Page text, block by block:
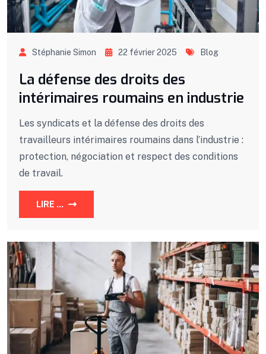
Stéphanie Simon 22 février 2025 Blog
La défense des droits des
intérimaires roumains en industrie
Les syndicats et la défense des droits des
travailleurs intérimaires roumains dans l’industrie :
protection, négociation et respect des conditions
de travail.
LIRE ...